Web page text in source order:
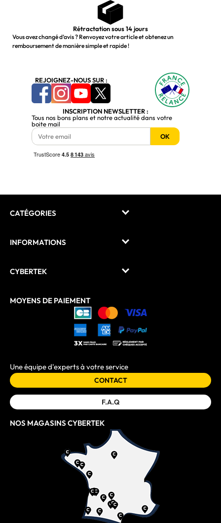
Rétractation sous 14 jours
Vous avez changé d’avis ? Renvoyez votre article et obtenez un
remboursement de manière simple et rapide !
REJOIGNEZ-NOUS SUR :
INSCRIPTION NEWSLETTER :
Tous nos bons plans et notre actualité dans votre
boite mail
OK
CATÉGORIES
INFORMATIONS
CYBERTEK
MOYENS DE PAIEMENT
Une équipe d'experts à votre service
CONTACT
F.A.Q
NOS MAGASINS CYBERTEK